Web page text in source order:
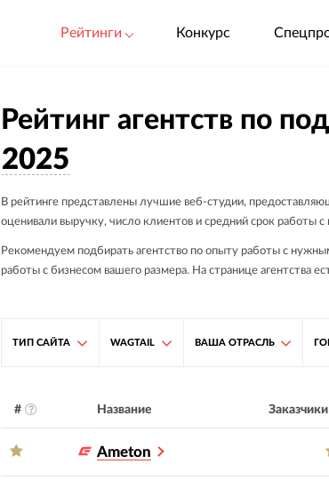
Рейтинги Конкурс
Рейтинг агентств по
2025
В рейтинге представлены лучшие веб-студии,
оценивали выручку, число клиентов и средний срок работы с
Рекомендуем подбирать агентство по опыту работы с
работы с бизнесом вашего размера. На странице агентства
ТИП САЙТА WAGTAIL ВАША ОТРАСЛЬ
# Название Заказчики
Ameton